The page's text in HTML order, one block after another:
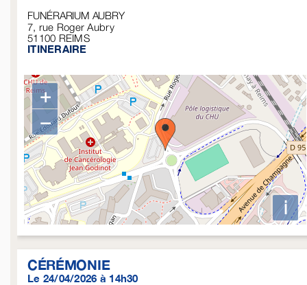
FUNÉRARIUM AUBRY
7, rue Roger Aubry
51100 REIMS
ITINERAIRE
+
−
i
CÉRÉMONIE
Le 24/04/2026 à 14h30